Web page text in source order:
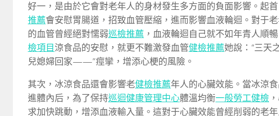
好一，是由於它會對老年人的身材發生多方面的負面影響。起
推薦會安慰胃腸道，招致血管壓縮，進而影響血液輪迴。對于
的血管曾經絕對懦弱巡檢推薦 ，血液輪迴自己就不如年青人順
檢項目 涼食品的安慰，就更不難激發血管健檢推薦她說：“三天
兒媳婦回家——”痙攣，增添心梗的風險。
其次，冰涼食品還會影響老健檢推薦年人的心臟效能。當冰涼
進體內后，為了保持巡迴健康管理中心體溫均衡一般勞工健檢
求加快跳動，增添血液輸入量。這對于心臟效能曾經削弱的老